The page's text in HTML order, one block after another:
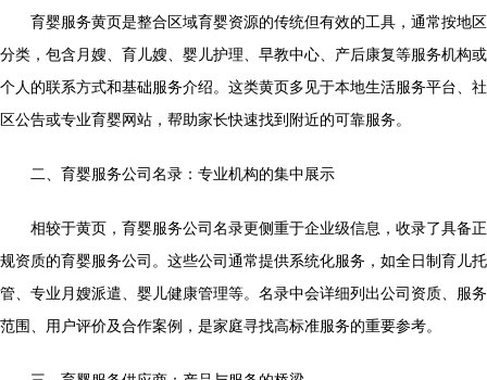
育婴服务黄页是整合区域育婴资源的传统但有效的工具，通常按地区
分类，包含月嫂、育儿嫂、婴儿护理、早教中心、产后康复等服务机构或
个人的联系方式和基础服务介绍。这类黄页多见于本地生活服务平台、社
区公告或专业育婴网站，帮助家长快速找到附近的可靠服务。
二、育婴服务公司名录：专业机构的集中展示
相较于黄页，育婴服务公司名录更侧重于企业级信息，收录了具备正
规资质的育婴服务公司。这些公司通常提供系统化服务，如全日制育儿托
管、专业月嫂派遣、婴儿健康管理等。名录中会详细列出公司资质、服务
范围、用户评价及合作案例，是家庭寻找高标准服务的重要参考。